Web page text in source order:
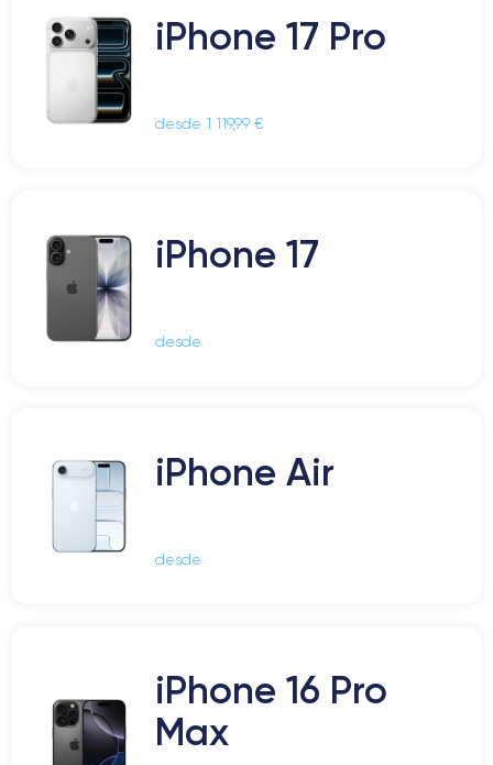
iPhone 17 Pro
desde 1 119,99 €
iPhone 17
desde
iPhone Air
desde
iPhone 16 Pro
Max